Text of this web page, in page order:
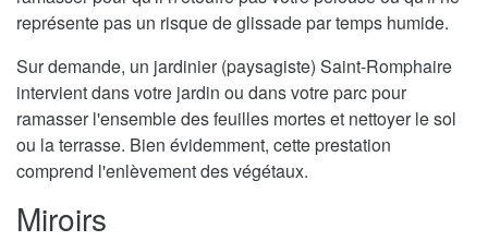
représente pas un risque de glissade par temps humide.
Sur demande, un jardinier (paysagiste) Saint-Romphaire
intervient dans votre jardin ou dans votre parc pour
ramasser l'ensemble des feuilles mortes et nettoyer le sol
ou la terrasse. Bien évidemment, cette prestation
comprend l'enlèvement des végétaux.
Miroirs